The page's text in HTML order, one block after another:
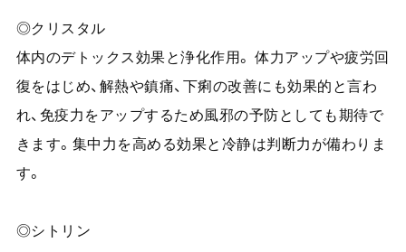
◎クリスタル
体内のデトックス効果と浄化作用。 体力アップや疲労回
復をはじめ、解熱や鎮痛、下痢の改善にも効果的と言わ
れ、免疫力をアップするため風邪の予防としても期待で
きます。集中力を高める効果と冷静は判断力が備わりま
す。
◎シトリン